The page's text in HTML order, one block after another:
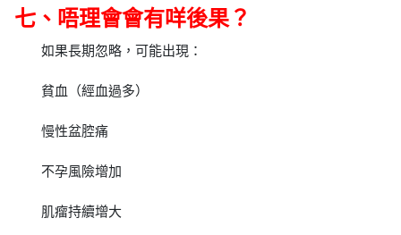
七、唔理會會有咩後果？
如果長期忽略，可能出現：
貧血（經血過多）
慢性盆腔痛
不孕風險增加
肌瘤持續增大